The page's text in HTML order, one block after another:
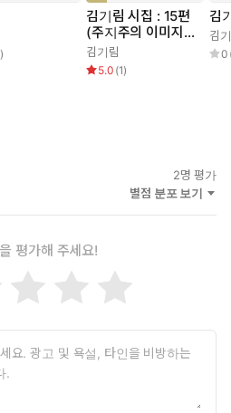
)
김기림 시집 : 15편
(주지주의 이미지즘
의 시)
김기림
5.0 (1)
김
김
0
2명 평가
별점 분포 보기
평가해 주세요!